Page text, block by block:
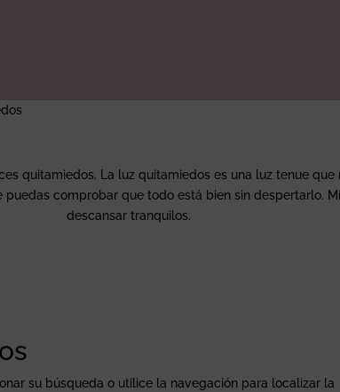
quitamiedos. La luz quitamiedos es una luz tenue que
comprobar que todo está bien sin despertarlo.
descansar tranquilos.
su búsqueda o utilice la navegación para localizar la